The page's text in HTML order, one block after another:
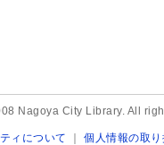
Nagoya City Library. All
ィについて ｜個人情報の取